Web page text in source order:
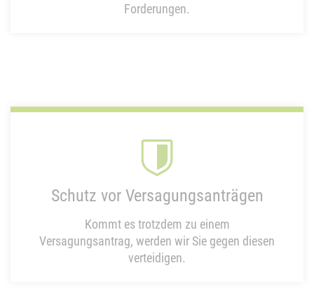
Forderungen.
Schutz vor Versagungsanträgen
Kommt es trotzdem zu einem
Versagungsantrag, werden wir Sie gegen diesen
verteidigen.